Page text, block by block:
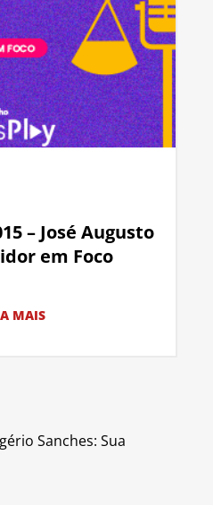
– José Augusto
em Foco
MAIS
Sanches: Sua